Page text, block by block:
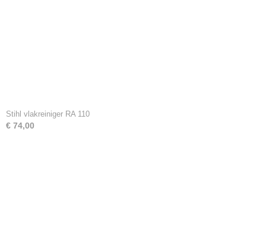
Stihl vlakreiniger RA 110
€ 74,00